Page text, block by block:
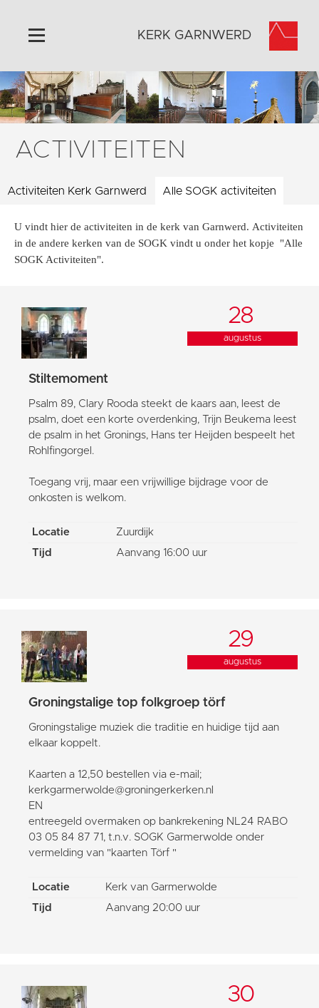
Home
Algemeen
Historie
Activiteiten
Foto's
Doneer
KERK GARNWERD
ACTIVITEITEN
Activiteiten Kerk Garnwerd Alle SOGK activiteiten
U vindt hier de activiteiten in de kerk van Garnwerd. Activiteiten
in de andere kerken van de SOGK vindt u onder het kopje "Alle
SOGK Activiteiten".
28
augustus
Stiltemoment
Psalm 89, Clary Rooda steekt de kaars aan, leest de
psalm, doet een korte overdenking, Trijn Beukema leest
de psalm in het Gronings, Hans ter Heijden bespeelt het
Rohlfingorgel.
Toegang vrij, maar een vrijwillige bijdrage voor de
onkosten is welkom.
Locatie
Zuurdijk
Tijd
Aanvang 16:00 uur
29
augustus
Groningstalige top folkgroep törf
Groningstalige muziek die traditie en huidige tijd aan
elkaar koppelt.
Kaarten a 12,50 bestellen via e-mail;
kerkgarmerwolde@groningerkerken.nl
EN
entreegeld overmaken op bankrekening NL24 RABO
03 05 84 87 71, t.n.v. SOGK Garmerwolde onder
vermelding van "kaarten Törf "
Locatie
Kerk van Garmerwolde
Tijd
Aanvang 20:00 uur
30